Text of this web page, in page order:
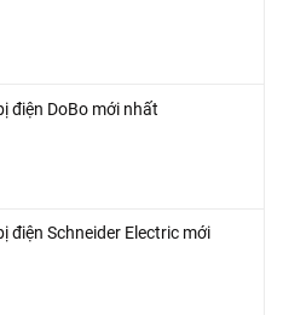
điện DoBo mới nhất
điện Schneider Electric mới